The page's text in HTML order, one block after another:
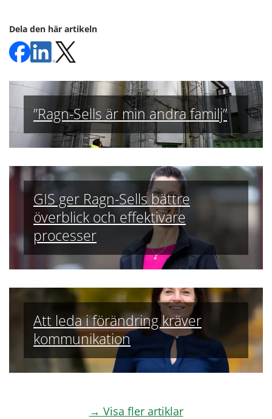
Dela den här artikeln
”Ragn-Sells är min andra familj”
GIS ger Ragn-Sells bättre
överblick och effektivare
processer
Att leda i förändring kräver
kommunikation
→ Visa fler artiklar